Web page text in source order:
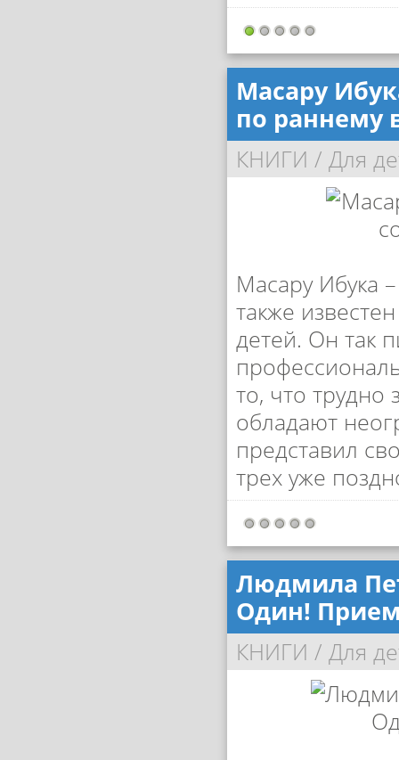
Масару
по раннему
КНИГИ / Для
Масару Ибука
также
детей. Он так
то, что трудно
обладают
представил
трех уже
Людмила
Один!
КНИГИ / Для